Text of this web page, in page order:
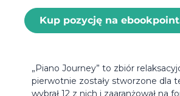
Kup pozycję na
„Piano Journey” to zbiór
pierwotnie zostały stworzone dla
wybrał 12 z nich i zaaranżował na